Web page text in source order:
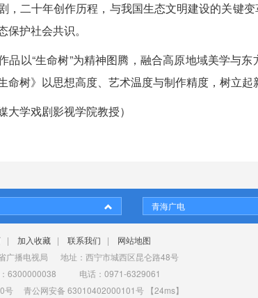
，二十年创作历程，与我国生态文明建设的关键
护社会共识。
品以“生命树”为精神图腾，融合高原地域美学与
命树》以思想高度、艺术温度与制作精度，树立起
大学戏剧影视学院教授）
青海广电
| 加入收藏 | 联系我们 | 网站地图
广播电视局 地址：西宁市城西区昆仑路48号
：6300000038 电话：0971-6329061
号
青公网安备 63010402000101号【24ms】